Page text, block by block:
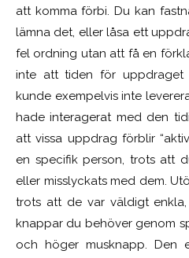
att komma förbi. Du kan
lämna det, eller låsa ett
fel ordning utan att få en
inte att tiden för
kunde exempelvis inte
hade interagerat med den
att vissa uppdrag förblir
en specifik person, trots att
eller misslyckats med dem.
trots att de var väldigt
knappar du behöver genom
och höger musknapp.